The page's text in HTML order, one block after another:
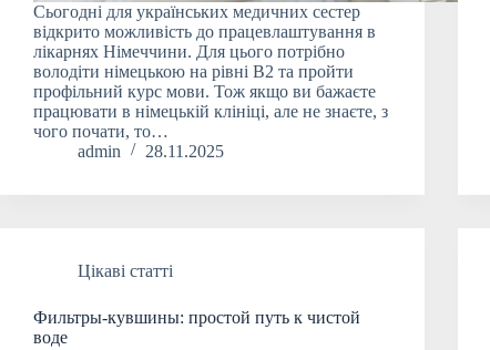
Сьогодні для українських медичних сестер
відкрито можливість до працевлаштування в
лікарнях Німеччини. Для цього потрібно
володіти німецькою на рівні В2 та пройти
профільний курс мови. Тож якщо ви бажаєте
працювати в німецькій клініці, але не знаєте, з
чого почати, то…
admin
28.11.2025
Цікаві статті
Фильтры-кувшины: простой путь к чистой
воде